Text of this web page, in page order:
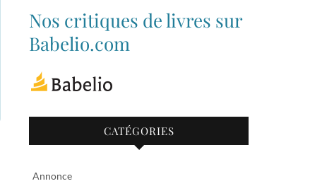
bibliothequetubize
sur
Facebook
Tuclasakoi
sur
Twitter
Nos critiques de livres sur
Babelio.com
CATÉGORIES
Annonce